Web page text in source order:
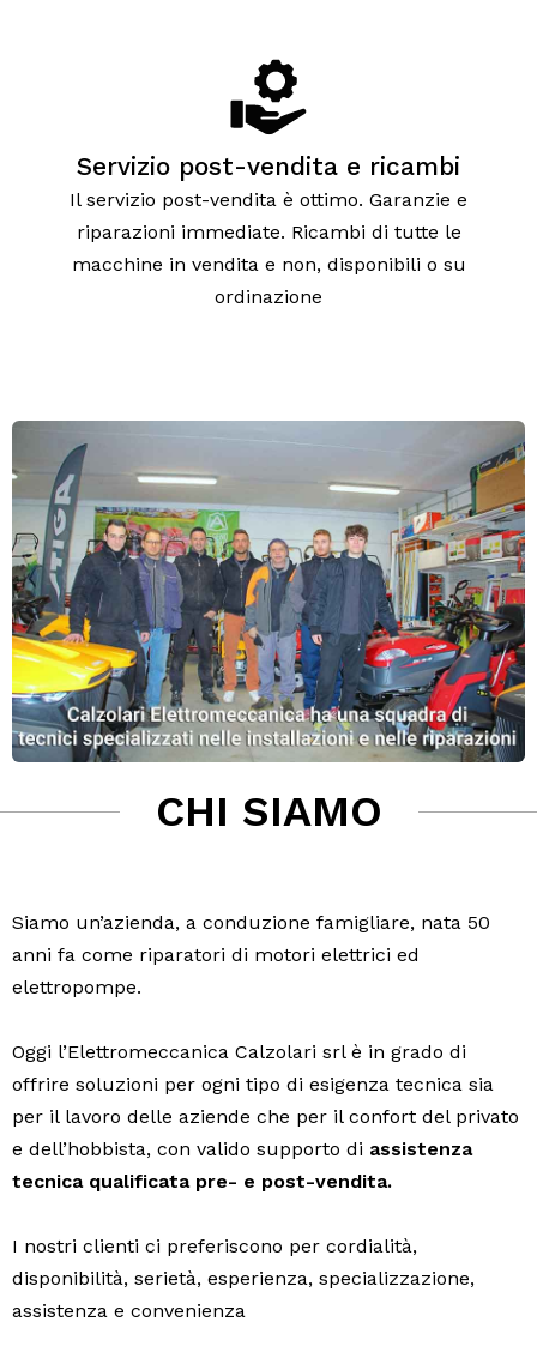
Servizio post-vendita e ricambi
Il servizio post-vendita è ottimo. Garanzie e
riparazioni immediate. Ricambi di tutte le
macchine in vendita e non, disponibili o su
ordinazione
CHI SIAMO
Siamo un’azienda, a conduzione famigliare, nata 50
anni fa come riparatori di motori elettrici ed
elettropompe.
Oggi l’Elettromeccanica Calzolari srl è in grado di
offrire soluzioni per ogni tipo di esigenza tecnica sia
per il lavoro delle aziende che per il confort del privato
e dell’hobbista, con valido supporto di assistenza
tecnica qualificata pre- e post-vendita.
I nostri clienti ci preferiscono per cordialità,
disponibilità, serietà, esperienza, specializzazione,
assistenza e convenienza